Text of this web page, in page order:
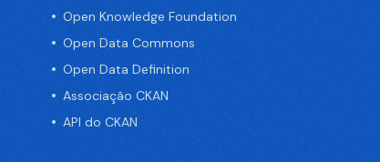
Open Knowledge Foundation
Open Data Commons
Open Data Definition
Associação CKAN
API do CKAN